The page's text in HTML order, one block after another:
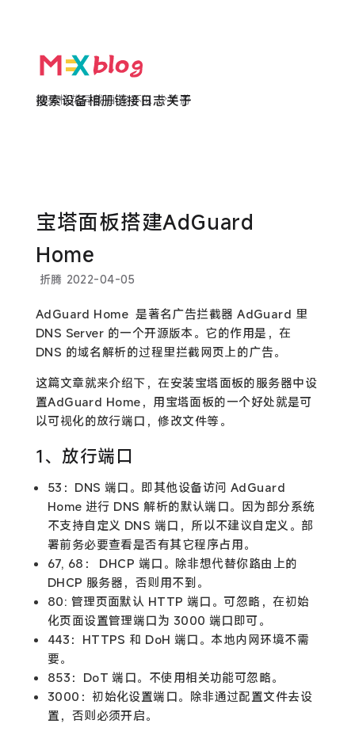
欲买桂花同载酒 终不似 少年游
搜索设备相册链接日志关于
宝塔面板搭建AdGuard
Home
折腾 2022-04-05
AdGuard Home 是著名广告拦截器 AdGuard 里
DNS Server 的一个开源版本。它的作用是，在
DNS 的域名解析的过程里拦截网页上的广告。
这篇文章就来介绍下，在安装宝塔面板的服务器中设
置AdGuard Home，用宝塔面板的一个好处就是可
以可视化的放行端口，修改文件等。
1、放行端口
53 ：DNS 端口。即其他设备访问 AdGuard
Home 进行 DNS 解析的默认端口。因为部分系统
不支持自定义 DNS 端口，所以不建议自定义。部
署前务必要查看是否有其它程序占用。
67, 68 ： DHCP 端口。除非想代替你路由上的
DHCP 服务器，否则用不到。
80: 管理页面默认 HTTP 端口。可忽略，在初始
化页面设置管理端口为 3000 端口即可。
443 ：HTTPS 和 DoH 端口。本地内网环境不需
要。
853 ：DoT 端口。不使用相关功能可忽略。
3000 ：初始化设置端口。除非通过配置文件去设
置，否则必须开启。